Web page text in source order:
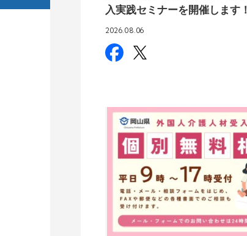
入実践セミナーを開催します！
2026.08.06